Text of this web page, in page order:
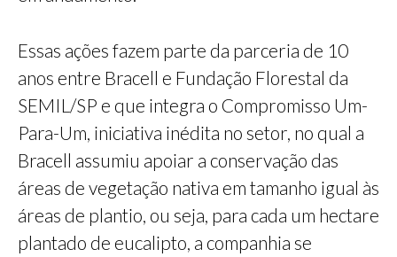
Essas ações fazem parte da parceria de 10
anos entre Bracell e Fundação Florestal da
SEMIL/SP e que integra o Compromisso Um-
Para-Um, iniciativa inédita no setor, no qual a
Bracell assumiu apoiar a conservação das
áreas de vegetação nativa em tamanho igual às
áreas de plantio, ou seja, para cada um hectare
plantado de eucalipto, a companhia se